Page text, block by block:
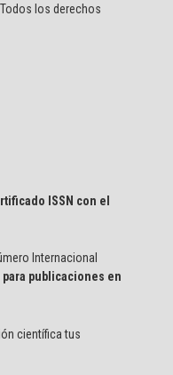
los derechos
ISSN con el
Internacional
para publicaciones en
científica tus